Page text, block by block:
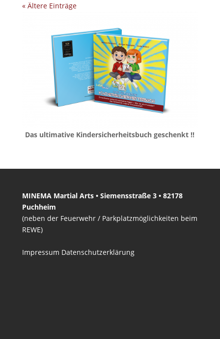
« Ältere Einträge
Das ultimative Kindersicherheitsbuch geschenkt !!
MINEMA Martial Arts • Siemensstraße 3 • 82178
Puchheim
(neben der Feuerwehr / Parkplatzmöglichkeiten beim
REWE)
Impressum Datenschutzerklärung